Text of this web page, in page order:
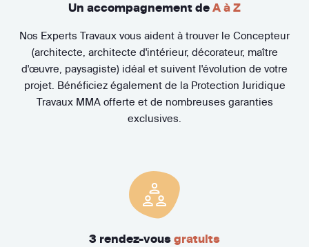
Un accompagnement de A à Z
Nos Experts Travaux vous aident à trouver le Concepteur
(architecte, architecte d'intérieur, décorateur, maître
d'œuvre, paysagiste) idéal et suivent l'évolution de votre
projet. Bénéficiez également de la Protection Juridique
Travaux MMA offerte et de nombreuses garanties
exclusives.
3 rendez-vous gratuits